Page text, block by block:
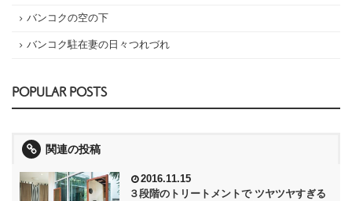
バンコクの空の下
バンコク駐在妻の日々つれづれ
POPULAR POSTS
関連の投稿
2016.11.15
３段階のトリートメントで ツヤツヤすぎる